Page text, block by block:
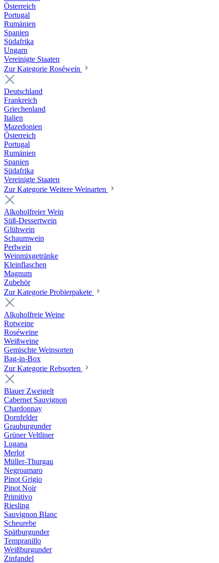
Österreich
Portugal
Rumänien
Spanien
Südafrika
Ungarn
Vereinigte Staaten
Zur Kategorie Roséwein
Deutschland
Frankreich
Griechenland
Italien
Mazedonien
Österreich
Portugal
Rumänien
Spanien
Südafrika
Vereinigte Staaten
Zur Kategorie Weitere Weinarten
Alkoholfreier Wein
Süß-Dessertwein
Glühwein
Schaumwein
Perlwein
Weinmixgetränke
Kleinflaschen
Magnum
Zubehör
Zur Kategorie Probierpakete
Alkoholfreie Weine
Rotweine
Roséweine
Weißweine
Gemischte Weinsorten
Bag-in-Box
Zur Kategorie Rebsorten
Blauer Zweigelt
Cabernet Sauvignon
Chardonnay
Dornfelder
Grauburgunder
Grüner Veltliner
Lugana
Merlot
Müller-Thurgau
Negroamaro
Pinot Grigio
Pinot Noir
Primitivo
Riesling
Sauvignon Blanc
Scheurebe
Spätburgunder
Tempranillo
Weißburgunder
Zinfandel